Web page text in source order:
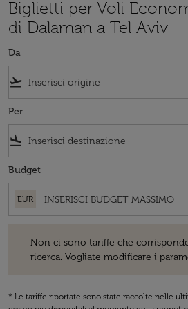
Biglietti per Voli
di Dalaman a Tel Aviv
Da
flight_takeoff
Per
flight_land
Budget
EUR
Non ci sono tariffe che
ricerca. Vogliate modificare i
* Le tariffe riportate sono state raccolte nelle